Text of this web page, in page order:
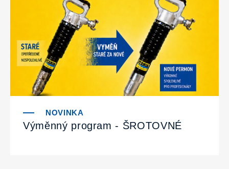
Výměnný program - ŠROTOVNÉ